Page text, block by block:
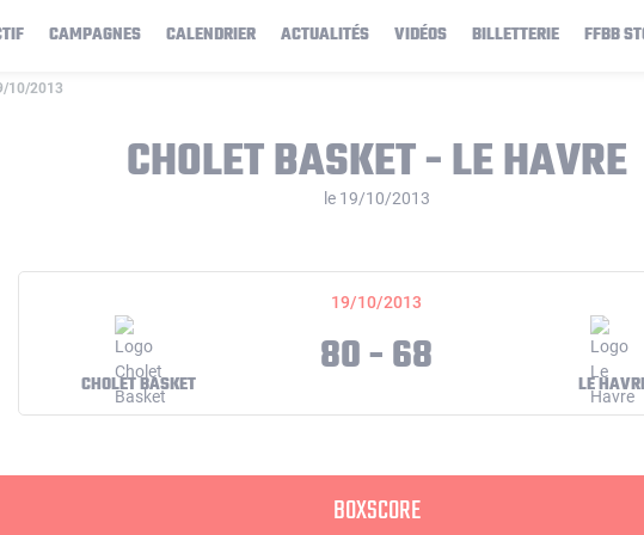
CAMPAGNES CALENDRIER ACTUALITÉS VIDÉOS BILLETTERIE FFBB
10/2013
CHOLET BASKET - LE HAVRE
le 19/10/2013
19/10/2013
CHOLET BASKET 80 - 68 LE
BOXSCORE